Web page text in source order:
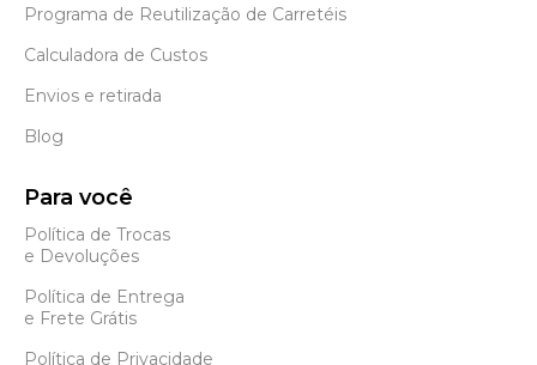
Programa de Reutilização de Carretéis
Calculadora de Custos
Envios e retirada
Blog
Para você
Política de Trocas
e Devoluções
Política de Entrega
e Frete Grátis
Política de Privacidade